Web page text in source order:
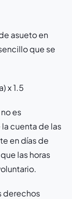
asueto en
que se
x 1.5
es
cuenta de las
en días de
las horas
derechos